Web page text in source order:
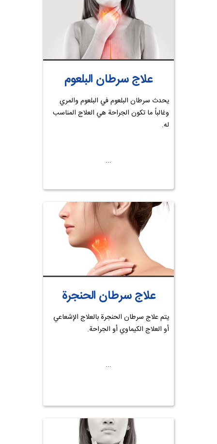
علاج سرطان البلعوم
يحدث سرطان البلعوم في البلعوم والمري
وغالباً ما تكون الجراحة هي العلاج المناسب
له.
علاج سرطان الحنجرة
يتم علاج سرطان الحنجرة بالعلاج الإشعاعي
أو العلاج الكيماوي أو الجراحة.